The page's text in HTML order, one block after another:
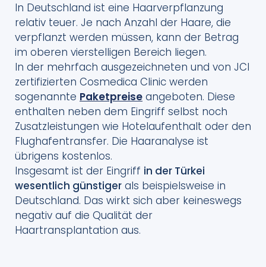
In Deutschland ist eine Haarverpflanzung
relativ teuer. Je nach Anzahl der Haare, die
verpflanzt werden müssen, kann der Betrag
im oberen vierstelligen Bereich liegen.
In der mehrfach ausgezeichneten und von JCI
zertifizierten Cosmedica Clinic werden
sogenannte Paketpreise angeboten. Diese
enthalten neben dem Eingriff selbst noch
Zusatzleistungen wie Hotelaufenthalt oder den
Flughafentransfer. Die Haaranalyse ist
übrigens kostenlos.
Insgesamt ist der Eingriff in der Türkei
wesentlich günstiger als beispielsweise in
Deutschland. Das wirkt sich aber keineswegs
negativ auf die Qualität der
Haartransplantation aus.